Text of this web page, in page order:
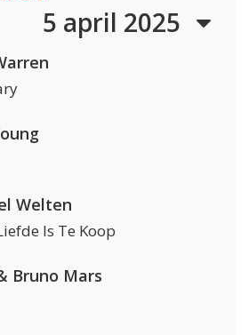
5 april 2025
Welten
Is Te Koop
Bruno Mars